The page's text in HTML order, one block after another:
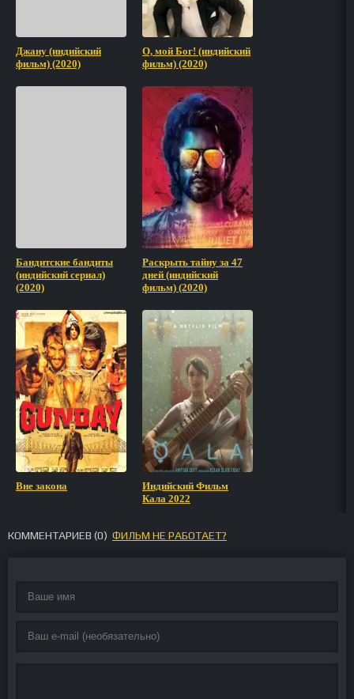
Джану (индийский
фильм) (2020)
О, мой Бог! (индийский
фильм) (2020)
Бандитские бандиты
(индийский сериал)
(2020)
Раскрыть тайну за 47
дней (индийский
фильм) (2020)
Вне закона
Индийский Фильм
Кала 2022
КОММЕНТАРИЕВ (0) ФИЛЬМ НЕ РАБОТАЕТ?